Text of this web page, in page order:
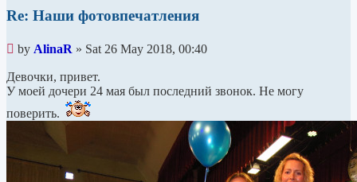
Re: Наши фотовпечатления
Unread
post
by AlinaR » Sat 26 May 2018, 00:40
Девочки, привет.
У моей дочери 24 мая был последний звонок. Не могу
поверить.